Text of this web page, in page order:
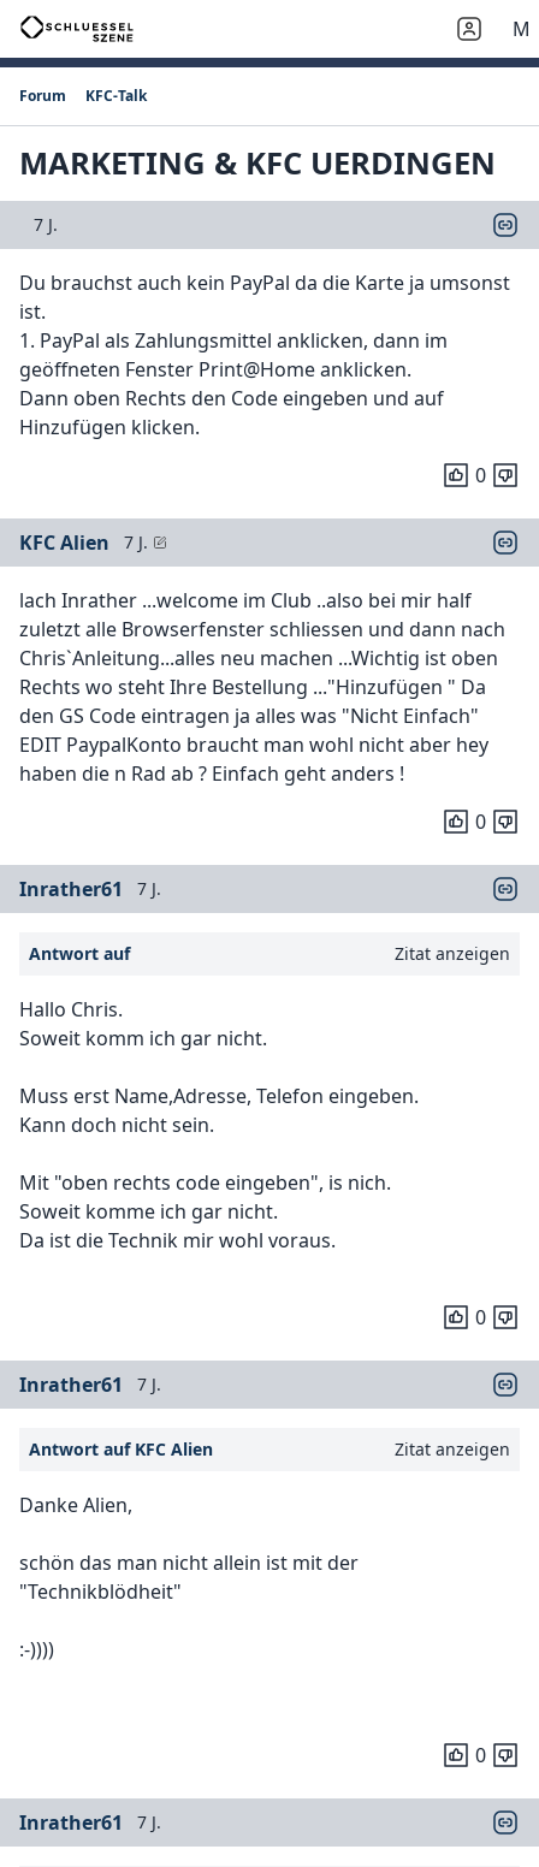
M
Forum KFC-Talk
MARKETING & KFC UERDINGEN
7 J.
Du brauchst auch kein PayPal da die Karte ja umsonst
ist.
1. PayPal als Zahlungsmittel anklicken, dann im
geöffneten Fenster Print@Home anklicken.
Dann oben Rechts den Code eingeben und auf
Hinzufügen klicken.
0
KFC Alien 7 J.
lach Inrather ...welcome im Club ..also bei mir half
zuletzt alle Browserfenster schliessen und dann nach
Chris`Anleitung...alles neu machen ...Wichtig ist oben
Rechts wo steht Ihre Bestellung ..."Hinzufügen " Da
den GS Code eintragen ja alles was "Nicht Einfach"
EDIT PaypalKonto braucht man wohl nicht aber hey
haben die n Rad ab ? Einfach geht anders !
0
Inrather61 7 J.
Antwort auf Zitat anzeigen
Hallo Chris.
Soweit komm ich gar nicht.
Muss erst Name,Adresse, Telefon eingeben.
Kann doch nicht sein.
Mit "oben rechts code eingeben", is nich.
Soweit komme ich gar nicht.
Da ist die Technik mir wohl voraus.
0
Inrather61 7 J.
Antwort auf KFC Alien Zitat anzeigen
Danke Alien,
schön das man nicht allein ist mit der
"Technikblödheit"
:-))))
0
Inrather61 7 J.